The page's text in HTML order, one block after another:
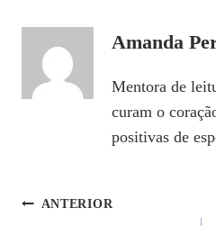
Amanda
Mentora de
curam o
positivas de
Navegação
ANTERIOR